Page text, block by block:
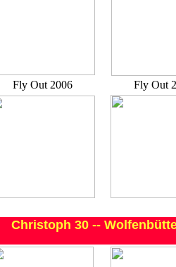
Fly Out 2006 Fly Out
Christoph 30 --